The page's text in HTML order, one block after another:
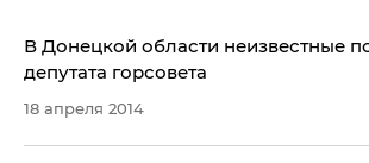
​В Донецкой области неизвестные
депутата горсовета
18 апреля 2014